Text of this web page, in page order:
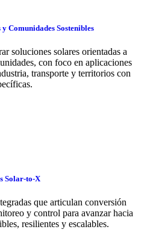
Comunidades Sostenibles
soluciones solares orientadas a
con foco en aplicaciones
transporte y territorios con
Solar-to-X
que articulan conversión
y control para avanzar hacia
resilientes y escalables.